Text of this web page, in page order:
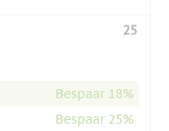
25
Bespaar 18%
Bespaar 25%